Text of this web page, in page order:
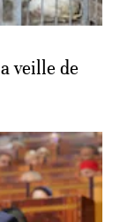
veille de